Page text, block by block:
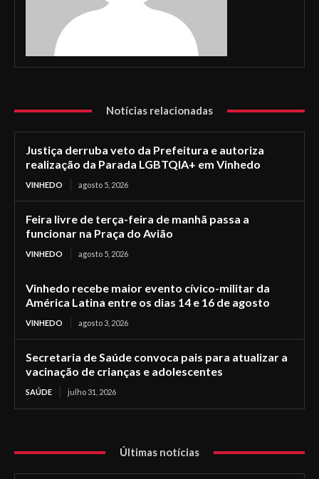
Notícias relacionadas
Justiça derruba veto da Prefeitura e autoriza
realização da Parada LGBTQIA+ em Vinhedo
VINHEDO agosto 5, 2026
Feira livre de terça-feira de manhã passa a
funcionar na Praça do Avião
VINHEDO agosto 5, 2026
Vinhedo recebe maior evento cívico-militar da
América Latina entre os dias 14 e 16 de agosto
VINHEDO agosto 3, 2026
Secretaria de Saúde convoca pais para atualizar a
vacinação de crianças e adolescentes
SAÚDE julho 31, 2026
Últimas notícias